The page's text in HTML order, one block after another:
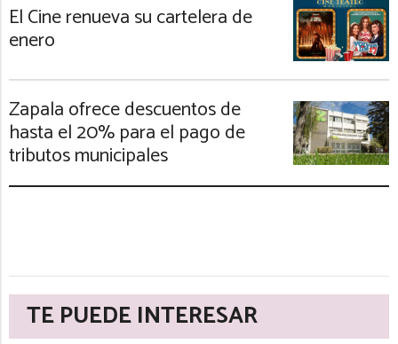
El Cine renueva su cartelera de
enero
Zapala ofrece descuentos de
hasta el 20% para el pago de
tributos municipales
TE PUEDE INTERESAR